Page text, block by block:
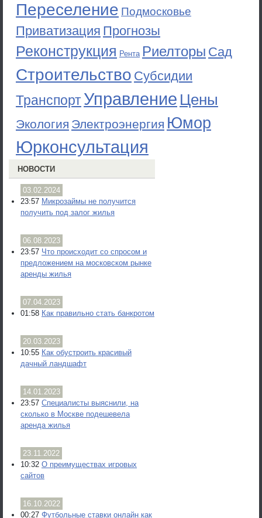
Переселение Подмосковье
Приватизация Прогнозы
Реконструкция Рента Риелторы Сад
Строительство Субсидии
ТранспортУправление Цены
Экология Электроэнергия Юмор
Юрконсультация
НОВОСТИ
03.02.2024
23:57 Микрозаймы не получится
получить под залог жилья
06.08.2023
23:57 Что происходит со спросом и
предложением на московском рынке
аренды жилья
07.04.2023
01:58 Как правильно стать банкротом
20.03.2023
10:55 Как обустроить красивый
дачный ландшафт
14.01.2023
23:57 Специалисты выяснили, на
сколько в Москве подешевела
аренда жилья
23.11.2022
10:32 О преимуществах игровых
сайтов
16.10.2022
00:27 Футбольные ставки онлайн как